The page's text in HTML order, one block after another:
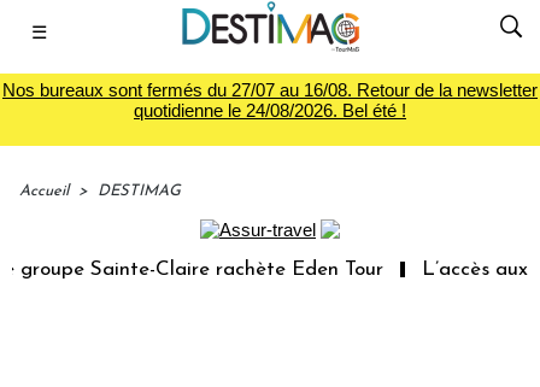
☰
Nos bureaux sont fermés du 27/07 au 16/08. Retour de la newsletter
quotidienne le 24/08/2026. Bel été !
Accueil > DESTIMAG
Sainte-Claire rachète Eden Tour L’accès aux